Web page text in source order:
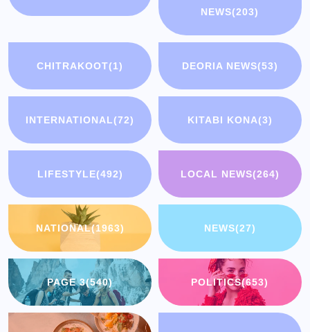
NEWS(203)
CHITRAKOOT(1) DEORIA NEWS(53)
INTERNATIONAL(72) KITABI KONA(3)
LIFESTYLE(492) LOCAL NEWS(264)
NATIONAL(1963) NEWS(27)
PAGE 3(540) POLITICS(653)